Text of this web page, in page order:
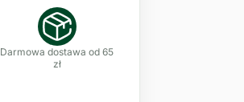
Darmowa dostawa od 65
zł